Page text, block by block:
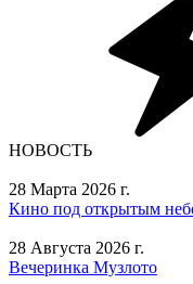
НОВОСТЬ
28 Марта 2026 г.
Кино под открытым
28 Августа 2026 г.
Вечеринка Музлото